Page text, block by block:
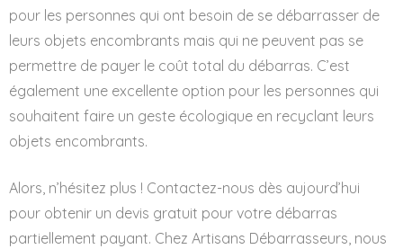
pour les personnes qui ont besoin de se débarrasser de
leurs objets encombrants mais qui ne peuvent pas se
permettre de payer le coût total du débarras. C’est
également une excellente option pour les personnes qui
souhaitent faire un geste écologique en recyclant leurs
objets encombrants.
Alors, n’hésitez plus ! Contactez-nous dès aujourd’hui
pour obtenir un devis gratuit pour votre débarras
partiellement payant. Chez Artisans Débarrasseurs, nous